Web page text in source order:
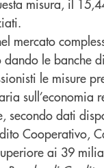
misura, il
mercato
le banche
le misure
sull’economia
secondo dati
Cooperativo,
ai 39